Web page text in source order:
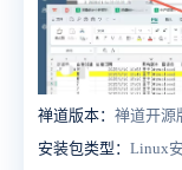
禅道版本： 禅道开源
安装包类型： Linux